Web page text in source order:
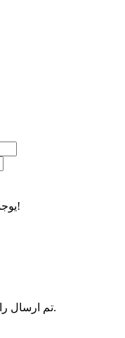
يوجد خطأ في اسم المستخدم أو كلمة المرور!
تم ارسال رابط استعادة كلمة المرور الى بريدك بنجاح.